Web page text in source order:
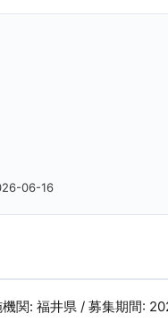
06-16
関: 福井県 / 募集期間: